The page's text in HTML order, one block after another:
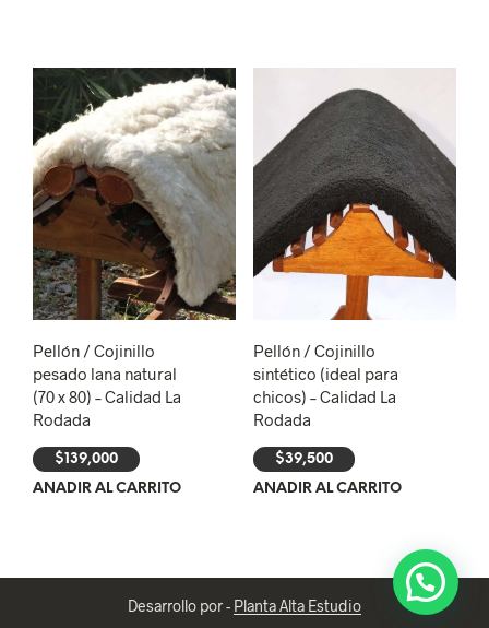
Pellón / Cojinillo
pesado lana natural
(70 x 80) – Calidad La
Rodada
$139,000
AÑADIR AL CARRITO
Pellón / Cojinillo
sintético (ideal para
chicos) – Calidad La
Rodada
$39,500
AÑADIR AL CARRITO
Desarrollo por - Planta Alta Estudio